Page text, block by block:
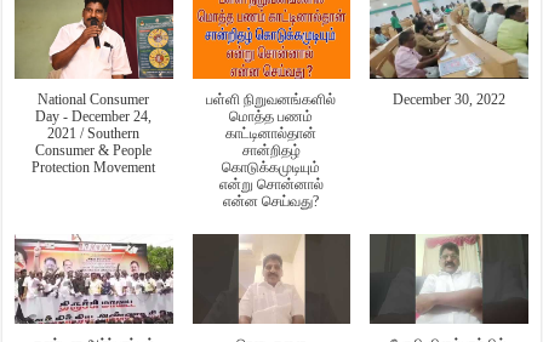
National Consumer
Day - December 24,
2021 / Southern
Consumer & People
Protection Movement
பள்ளி நிறுவனங்களில்
மொத்த பணம்
காட்டினால்தான்
சான்றிதழ்
கொடுக்கமுடியும்
என்று சொன்னால்
என்ன செய்வது?
December 30, 2022